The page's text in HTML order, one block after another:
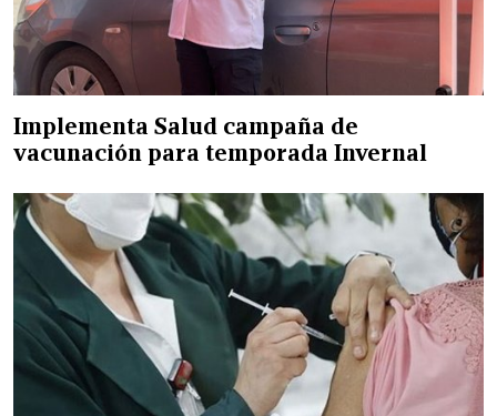
Implementa Salud campaña de
vacunación para temporada Invernal